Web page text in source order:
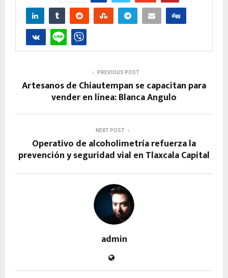
PREVIOUS POST
Artesanos de Chiautempan se capacitan para
vender en línea: Blanca Angulo
NEXT POST
Operativo de alcoholimetría refuerza la
prevención y seguridad vial en Tlaxcala Capital
admin